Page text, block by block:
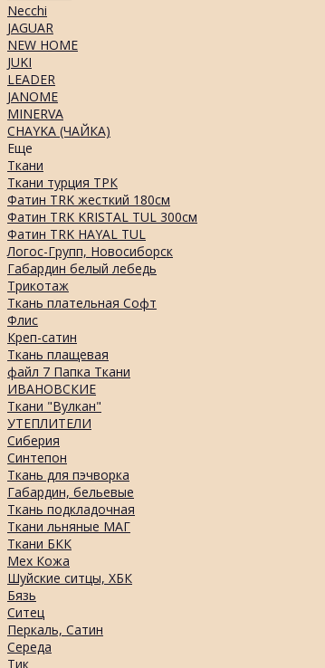
Necchi
JAGUAR
NEW HOME
JUKI
LEADER
JANOME
MINERVA
CHAYKA (ЧАЙКА)
Еще
Ткани
Ткани турция ТРК
Фатин TRK жесткий 180см
Фатин TRK KRISTAL TUL 300см
Фатин TRK HAYAL TUL
Логос-Групп, Новосиборск
Габардин белый лебедь
Трикотаж
Ткань плательная Софт
Флис
Креп-сатин
Ткань плащевая
файл 7 Папка Ткани
ИВАНОВСКИЕ
Ткани "Вулкан"
УТЕПЛИТЕЛИ
Сиберия
Синтепон
Ткань для пэчворка
Габардин, бельевые
Ткань подкладочная
Ткани льняные МАГ
Ткани БКК
Мех Кожа
Шуйские ситцы, ХБК
Бязь
Ситец
Перкаль, Сатин
Середа
Тик